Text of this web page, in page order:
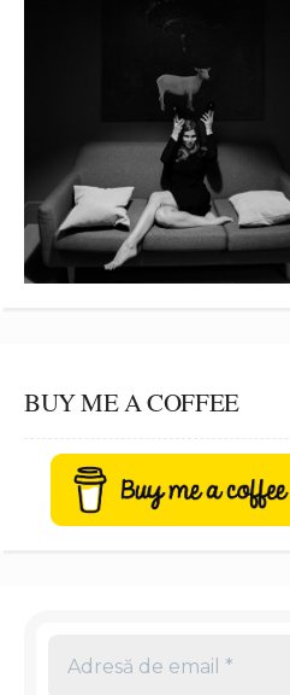
BUY ME A COFFEE